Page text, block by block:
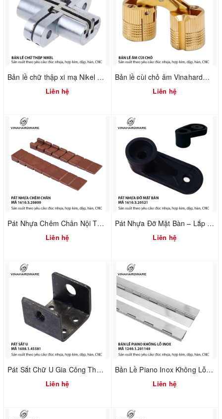
Bản lề chữ thập xi mạ Nikel Vinahardware 1260.4.11029
Liên hệ
Bản lề cùi chỏ âm Vinahardware 1260.2.10897
Liên hệ
Pát Nhựa Chêm Chân Nội Thất – Xử Lý Nền Không Phẳng | Mã 1610.3.20800
Liên hệ
Pát Nhựa Đỡ Mặt Bàn – Lắp Ráp Nhanh & Chuẩn Khoảng Hở | Mã 1610.3.20521
Liên hệ
Pát Sắt Chữ U Gia Công Theo Yêu Cầu – Liên Kết Ngành Gỗ & Cơ Khí | Mã 1608.1.45581
Liên hệ
Bản Lề Piano Inox Không Lỗ – Sản Xuất Theo MOQ | Mã 1240.1.50160
Liên hệ